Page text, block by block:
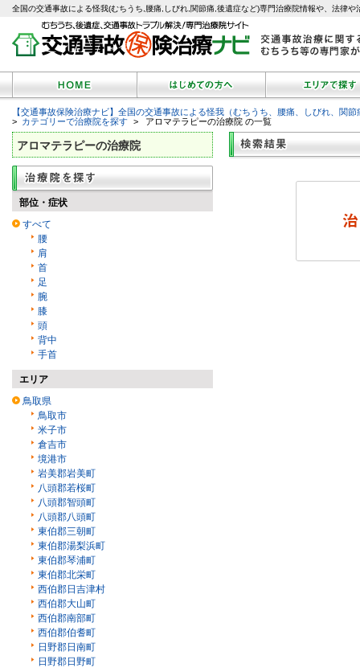
全国の交通事故による怪我(むちうち,腰痛,しびれ,関節痛,後遺症など)専門治療院情報や、法律
【交通事故保険治療ナビ】全国の交通事故による怪我（むちうち、腰痛、しびれ、関
> カテゴリーで治療院を探す > アロマテラピーの治療院 の一覧
アロマテラピーの治療院
部位・症状
すべて
腰
肩
首
足
腕
膝
頭
背中
手首
エリア
鳥取県
鳥取市
米子市
倉吉市
境港市
岩美郡岩美町
八頭郡若桜町
八頭郡智頭町
八頭郡八頭町
東伯郡三朝町
東伯郡湯梨浜町
東伯郡琴浦町
東伯郡北栄町
西伯郡日吉津村
西伯郡大山町
西伯郡南部町
西伯郡伯耆町
日野郡日南町
日野郡日野町